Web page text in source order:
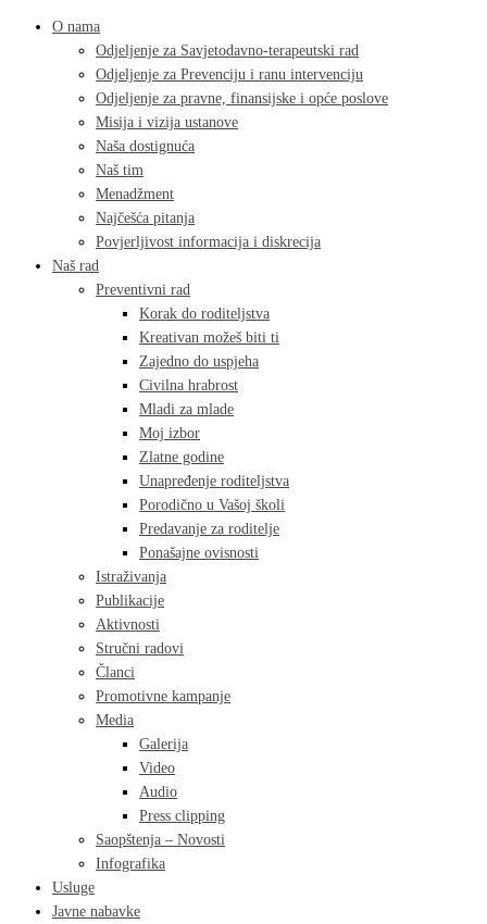
O nama
Odjeljenje za Savjetodavno-terapeutski rad
Odjeljenje za Prevenciju i ranu intervenciju
Odjeljenje za pravne, finansijske i opće poslove
Misija i vizija ustanove
Naša dostignuća
Naš tim
Menadžment
Najčešća pitanja
Povjerljivost informacija i diskrecija
Naš rad
Preventivni rad
Korak do roditeljstva
Kreativan možeš biti ti
Zajedno do uspjeha
Civilna hrabrost
Mladi za mlade
Moj izbor
Zlatne godine
Unapređenje roditeljstva
Porodično u Vašoj školi
Predavanje za roditelje
Ponašajne ovisnosti
Istraživanja
Publikacije
Aktivnosti
Stručni radovi
Članci
Promotivne kampanje
Media
Galerija
Video
Audio
Press clipping
Saopštenja – Novosti
Infografika
Usluge
Javne nabavke